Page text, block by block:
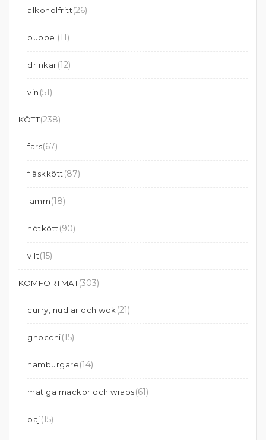
alkoholfritt(26)
bubbel(11)
drinkar(12)
vin (51)
KÖTT(238)
färs(67)
fläskkött (87)
lamm(18)
nötkött (90)
vilt(15)
KOMFORTMAT(303)
curry, nudlar och wok (21)
gnocchi(15)
hamburgare(14)
matiga mackor och wraps(61)
paj(15)